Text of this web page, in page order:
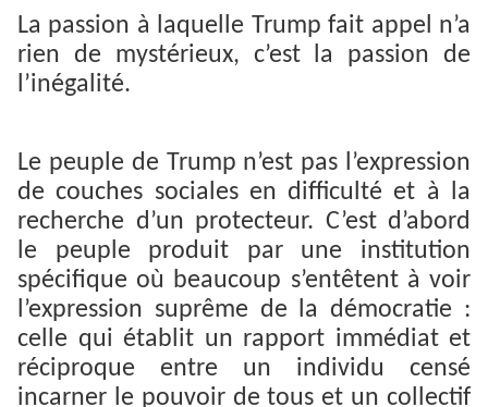
La passion à laquelle Trump fait appel n’a
rien de mystérieux, c’est la passion de
l’inégalité.
Le peuple de Trump n’est pas l’expression
de couches sociales en difficulté et à la
recherche d’un protecteur. C’est d’abord
le peuple produit par une institution
spécifique où beaucoup s’entêtent à voir
l’expression suprême de la démocratie :
celle qui établit un rapport immédiat et
réciproque entre un individu censé
incarner le pouvoir de tous et un collectif